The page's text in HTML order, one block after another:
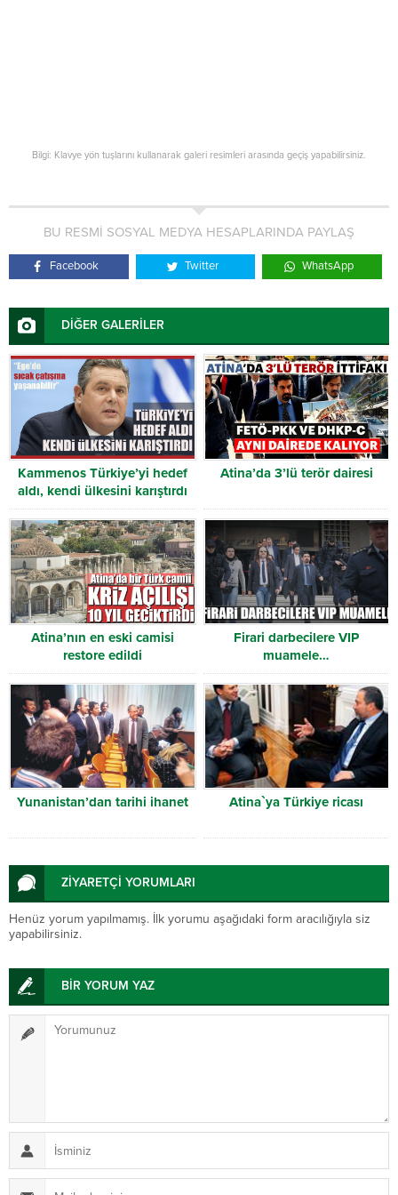
Bilgi: Klavye yön tuşlarını kullanarak galeri resimleri arasında geçiş yapabilirsiniz.
BU RESMİ SOSYAL MEDYA HESAPLARINDA PAYLAŞ
Facebook Twitter WhatsApp
DİĞER GALERİLER
Kammenos Türkiye’yi hedef
aldı, kendi ülkesini karıştırdı
Atina’da 3’lü terör dairesi
Atina’nın en eski camisi
restore edildi
Firari darbecilere VIP
muamele…
Yunanistan’dan tarihi ihanet Atina`ya Türkiye ricası
ZİYARETÇİ YORUMLARI
Henüz yorum yapılmamış. İlk yorumu aşağıdaki form aracılığıyla siz
yapabilirsiniz.
BİR YORUM YAZ